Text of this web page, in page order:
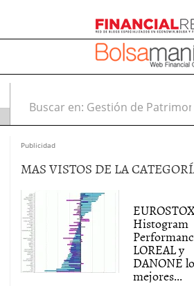
Buscar en:
Publicidad
MAS VISTOS DE LA
Histogram
LOREAL y
DANONE
mejores...